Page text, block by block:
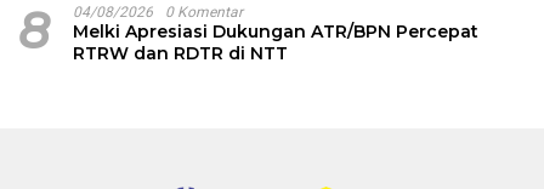
8 04/08/2026 0 Komentar
Melki Apresiasi Dukungan ATR/BPN Percepat
RTRW dan RDTR di NTT